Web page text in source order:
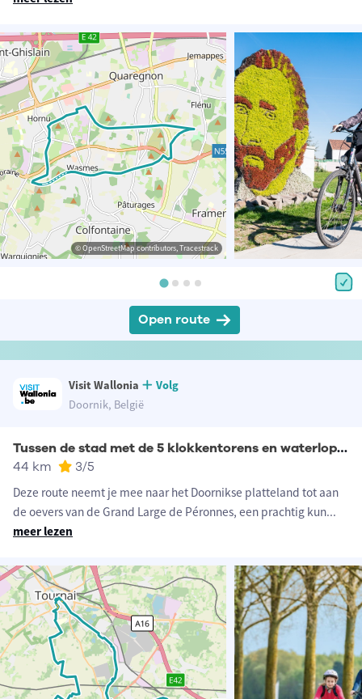
© OpenStreetMap contributors, Tracestrack
Open route
Visit Wallonia
Volg
Doornik, België
Tussen de stad met de 5 klokkentorens en waterlopen
44 km 3/5
Deze route neemt je mee naar het Doornikse platteland tot aan
de oevers van de Grand Large de Péronnes, een prachtig kun...
meer lezen